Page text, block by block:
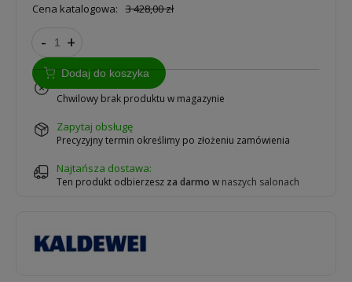
Cena katalogowa: 3 428,00 zł
- +
Dodaj do koszyka
Chwilowy brak produktu w magazynie
zapytaj obsługę
Precyzyjny termin określimy po złożeniu zamówienia
Najtańsza dostawa:
Ten produkt odbierzesz za darmo w naszych salonach